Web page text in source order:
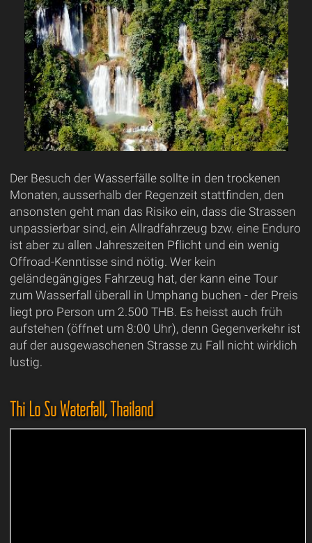
Der Besuch der Wasserfälle sollte in den trockenen
Monaten, ausserhalb der Regenzeit stattfinden, den
ansonsten geht man das Risiko ein, dass die Strassen
unpassierbar sind, ein Allradfahrzeug bzw. eine Enduro
ist aber zu allen Jahreszeiten Pflicht und ein wenig
Offroad-Kenntisse sind nötig. Wer kein
geländegängiges Fahrzeug hat, der kann eine Tour
zum Wasserfall überall in Umphang buchen - der Preis
liegt pro Person um 2.500 THB. Es heisst auch früh
aufstehen (öffnet um 8:00 Uhr), denn Gegenverkehr ist
auf der ausgewaschenen Strasse zu Fall nicht wirklich
lustig.
Thi Lo Su Waterfall, Thailand